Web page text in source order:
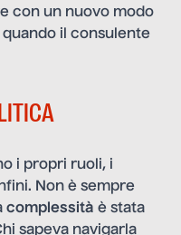
con un nuovo modo
il consulente
i propri ruoli, i
Non è sempre
complessità è stata
sapeva navigarla